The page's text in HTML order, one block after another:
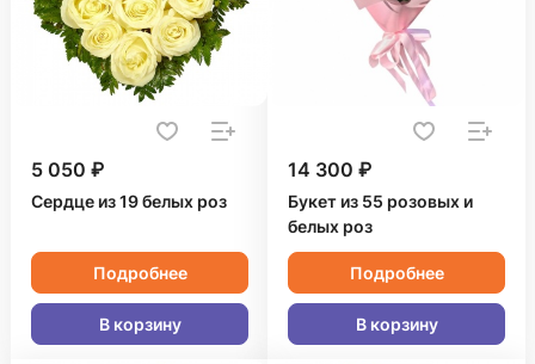
5 050 ₽
Сердце из 19 белых роз
Подробнее
В корзину
14 300 ₽
Букет из 55 розовых и
белых роз
Подробнее
В корзину